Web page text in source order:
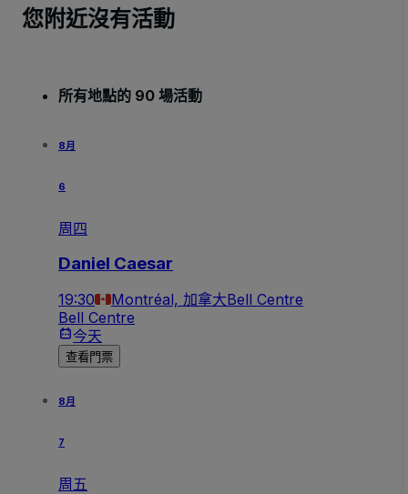
您附近沒有活動
所有地點的 90 場活動
8月
6
周四
Daniel Caesar
19:30 Montréal, 加拿大Bell Centre
Bell Centre
今天
查看門票
8月
7
周五